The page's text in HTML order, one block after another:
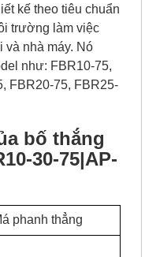
kế theo tiêu chuẩn
trường làm việc
và nhà máy. Nó
như: FBR10-75,
FBR20-75, FBR25-
bố thắng
30-75|AP-
phanh thẳng